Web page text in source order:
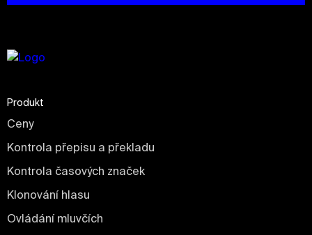
Produkt
Ceny
Kontrola přepisu a překladu
Kontrola časových značek
Klonování hlasu
Ovládání mluvčích